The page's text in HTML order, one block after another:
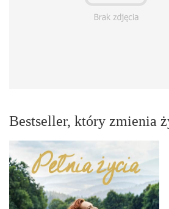
Bestseller, który zmienia